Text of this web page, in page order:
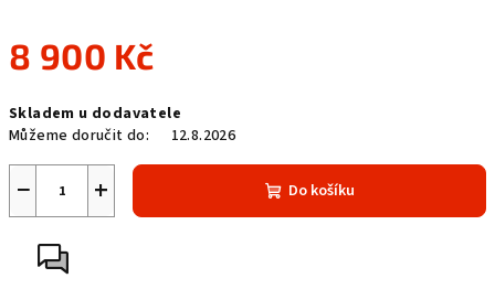
8 900 Kč
cena:
Skladem u dodavatele
Můžeme doručit do:
12.8.2026
+
− Do košíku